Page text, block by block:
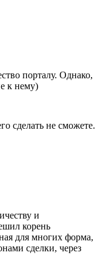
порталу. Однако,
к нему)
сделать не сможете.
и
корень
для многих форма,
сделки, через